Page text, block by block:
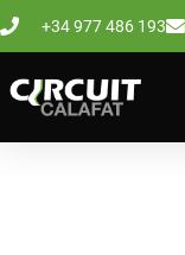
al
contenido
+34 977 486 193